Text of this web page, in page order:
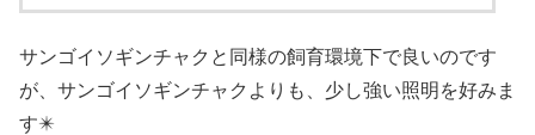
サンゴイソギンチャクと同様の飼育環境下で良いのです
が、サンゴイソギンチャクよりも、少し強い照明を好みま
す✴️